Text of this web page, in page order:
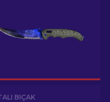
BIÇAK